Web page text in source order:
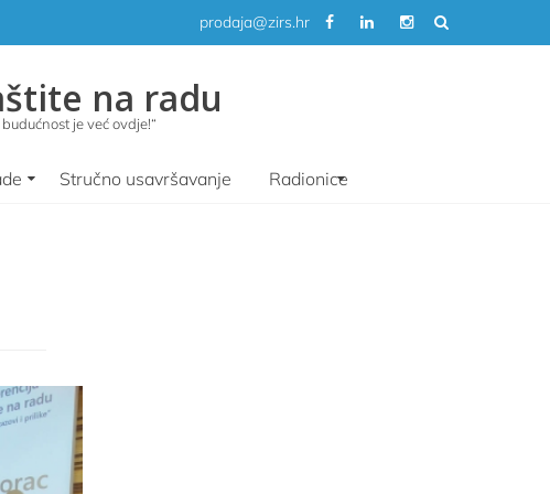
prodaja@zirs.hr
na radu
je već ovdje!“
Stručno usavršavanje Radionice